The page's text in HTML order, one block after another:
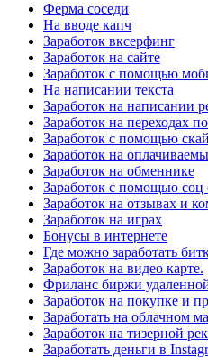
Ферма соседи
На вводе капч
Заработок вксерфинг
Заработок на сайте
Заработок с помощью
На написании текста
Заработок на написании
Заработок на переходах
Заработок с помощью
Заработок на
Заработок на обменнике
Заработок с помощью соц
Заработок на отзывах и
Заработок на играх
Бонусы в интернете
Где можно заработать
Заработок на видео карте.
Фриланс биржи
Заработок на покупке и
Заработать на облачном
Заработок на тизерной
Заработать деньги в